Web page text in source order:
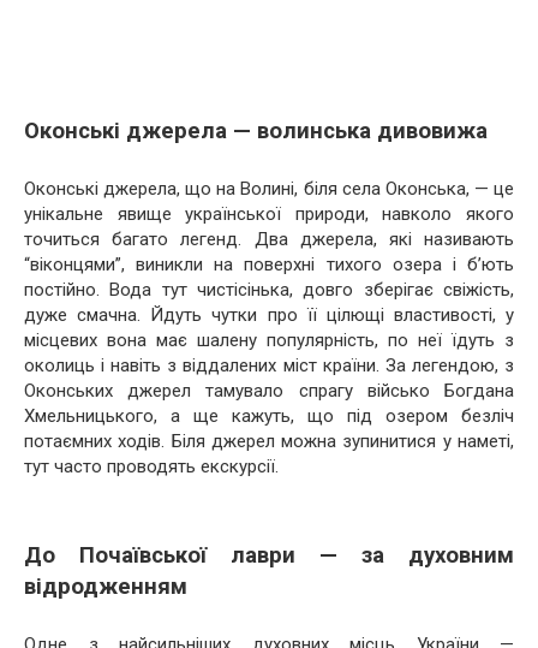
Оконські джерела — волинська дивовижа
Оконські джерела, що на Волині, біля села Оконська, — це
унікальне явище української природи, навколо якого
точиться багато легенд. Два джерела, які називають
“віконцями”, виникли на поверхні тихого озера і б’ють
постійно. Вода тут чистісінька, довго зберігає свіжість,
дуже смачна. Йдуть чутки про її цілющі властивості, у
місцевих вона має шалену популярність, по неї їдуть з
околиць і навіть з віддалених міст країни. За легендою, з
Оконських джерел тамувало спрагу військо Богдана
Хмельницького, а ще кажуть, що під озером безліч
потаємних ходів. Біля джерел можна зупинитися у наметі,
тут часто проводять екскурсії.
До Почаївської лаври — за духовним
відродженням